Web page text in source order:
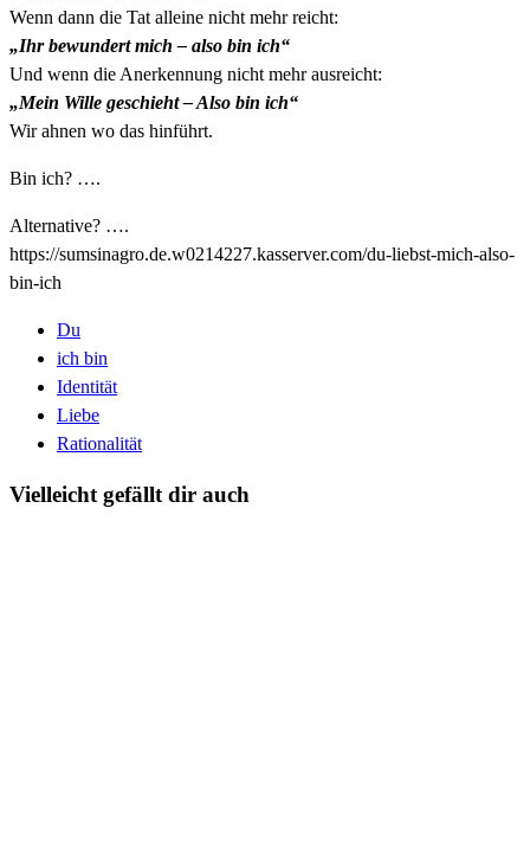
Wenn dann die Tat alleine nicht mehr reicht:
„Ihr bewundert mich – also bin ich“
Und wenn die Anerkennung nicht mehr ausreicht:
„Mein Wille geschieht – Also bin ich“
Wir ahnen wo das hinführt.
Bin ich? ….
Alternative? ….
https://sumsinagro.de.w0214227.kasserver.com/du-liebst-mich-also-
bin-ich
Du
ich bin
Identität
Liebe
Rationalität
Vielleicht gefällt dir auch